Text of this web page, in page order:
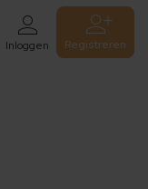
Inloggen Registreren